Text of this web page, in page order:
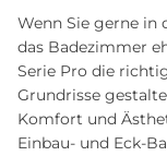
Wenn Sie gerne in
das Badezimmer
Serie Pro die
Grundrisse
Komfort und
Einbau- und Eck-